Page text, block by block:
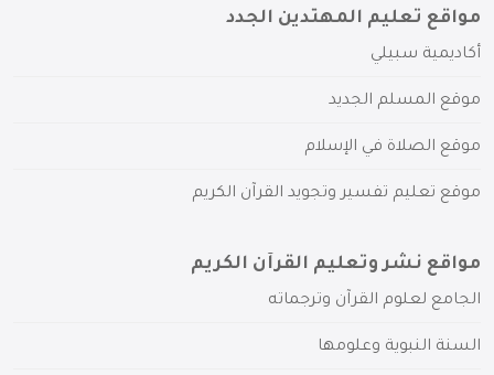
مواقع تعليم المهتدين الجدد
أكاديمية سبيلي
موقع المسلم الجديد
موقع الصلاة في الإسلام
موقع تعليم تفسير وتجويد القرآن الكريم
مواقع نشر وتعليم القرآن الكريم
الجامع لعلوم القرآن وترجماته
السنة النبوية وعلومها